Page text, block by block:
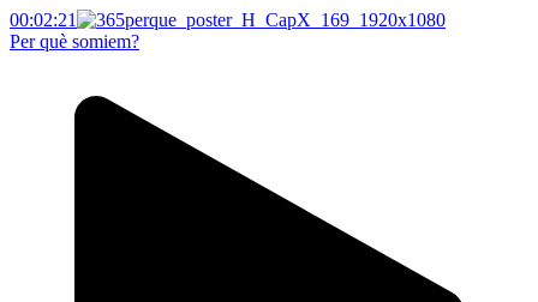
00:02:21
Per què somiem?